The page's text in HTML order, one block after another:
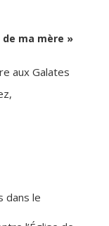
de ma mère »
aux Galates
dans le